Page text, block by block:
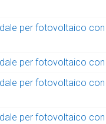
per fotovoltaico con
per fotovoltaico con
per fotovoltaico con
per fotovoltaico con